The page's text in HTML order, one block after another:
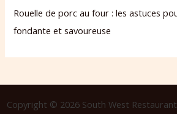
Rouelle de porc au four : les astuces
fondante et savoureuse
Copyright © 2026 South West